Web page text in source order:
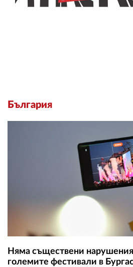
България
Няма съществени
големите фестивали в